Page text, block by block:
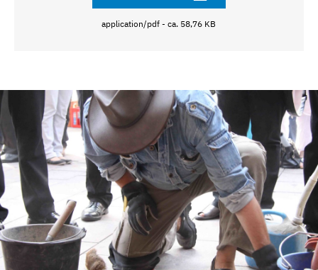
application/pdf - ca. 58,76 KB